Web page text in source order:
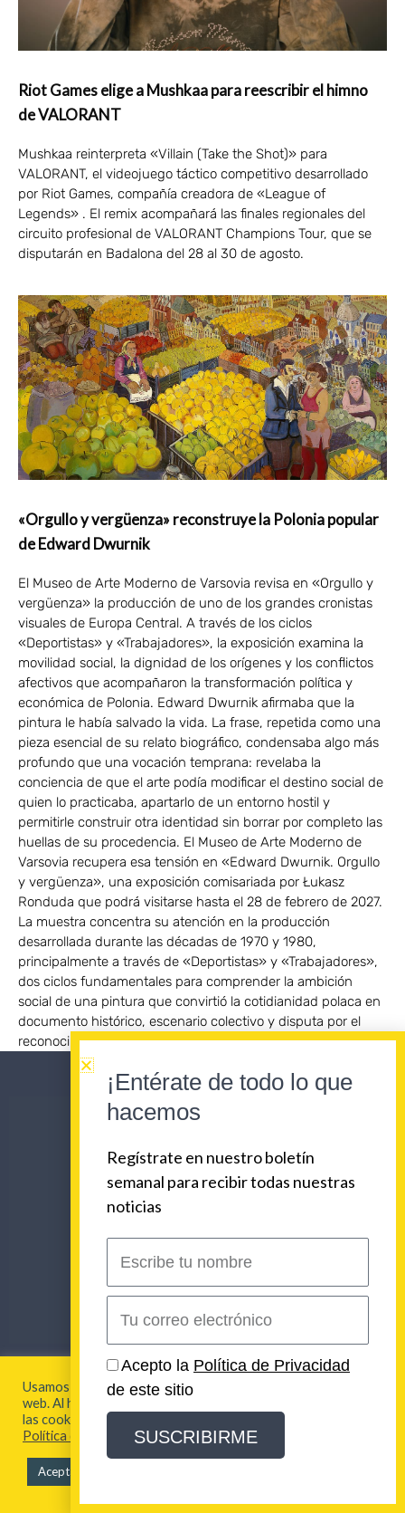
Riot Games elige a Mushkaa para reescribir el himno
de VALORANT
Mushkaa reinterpreta «Villain (Take the Shot)» para
VALORANT, el videojuego táctico competitivo desarrollado
por Riot Games, compañía creadora de «League of
Legends» . El remix acompañará las finales regionales del
circuito profesional de VALORANT Champions Tour, que se
disputarán en Badalona del 28 al 30 de agosto.
«Orgullo y vergüenza» reconstruye la Polonia popular
de Edward Dwurnik
El Museo de Arte Moderno de Varsovia revisa en «Orgullo y
vergüenza» la producción de uno de los grandes cronistas
visuales de Europa Central. A través de los ciclos
«Deportistas» y «Trabajadores», la exposición examina la
movilidad social, la dignidad de los orígenes y los conflictos
afectivos que acompañaron la transformación política y
económica de Polonia. Edward Dwurnik afirmaba que la
pintura le había salvado la vida. La frase, repetida como una
pieza esencial de su relato biográfico, condensaba algo más
profundo que una vocación temprana: revelaba la
conciencia de que el arte podía modificar el destino social de
quien lo practicaba, apartarlo de un entorno hostil y
permitirle construir otra identidad sin borrar por completo las
huellas de su procedencia. El Museo de Arte Moderno de
Varsovia recupera esa tensión en «Edward Dwurnik. Orgullo
y vergüenza», una exposición comisariada por Łukasz
Ronduda que podrá visitarse hasta el 28 de febrero de 2027.
La muestra concentra su atención en la producción
desarrollada durante las décadas de 1970 y 1980,
principalmente a través de «Deportistas» y «Trabajadores»,
dos ciclos fundamentales para comprender la ambición
social de una pintura que convirtió la cotidianidad polaca en
documento histórico, escenario colectivo y disputa por el
reconocimiento.
ENLACES CORPORATIVOS
NOSOTROS
PLAN DE COMUNICACIONES 360
SERVICIOS
REVISTA URBAN BEAT
ULTIMOS TRABAJOS
CLIENTES
LOS ORIGENES DE URBAN BEAT
Usamos cookies para brindarte la mejor experiencia en esta
web. Al hacer clic en "Aceptar todo", acepta el uso de TODAS
las cookies. Para más información visita nuestra
Política de Cookies
Aceptar todo
¡Entérate de todo lo que
hacemos
Regístrate en nuestro boletín
semanal para recibir todas nuestras
noticias
nombre
electrónico
Acepto la Política de Privacidad
de este sitio
SUSCRIBIRME